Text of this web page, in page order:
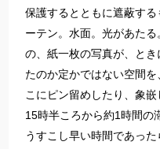
保護するとともに遮蔽す
ーテン。水面。光があた
の、紙一枚の写真が、と
たのか定かではない空間
こにピン留めしたり、象嵌
15時半ころから約1時間の
うすこし早い時間であっ